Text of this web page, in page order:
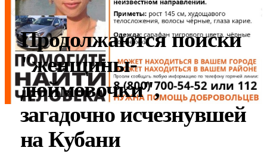
Продолжаются поиски
"женщины-
дюймовочки",
загадочно исчезнувшей
на Кубани